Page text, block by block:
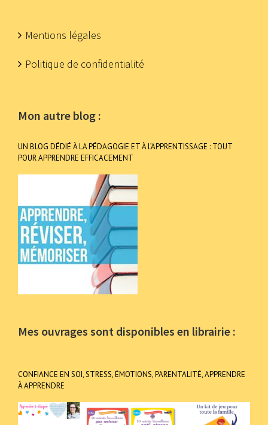
Mentions légales
Politique de confidentialité
Mon autre blog :
UN BLOG DÉDIÉ À LA PÉDAGOGIE ET À L’APPRENTISSAGE : TOUT
POUR APPRENDRE EFFICACEMENT
Mes ouvrages sont disponibles en librairie :
CONFIANCE EN SOI, STRESS, ÉMOTIONS, PARENTALITÉ, APPRENDRE
À APPRENDRE